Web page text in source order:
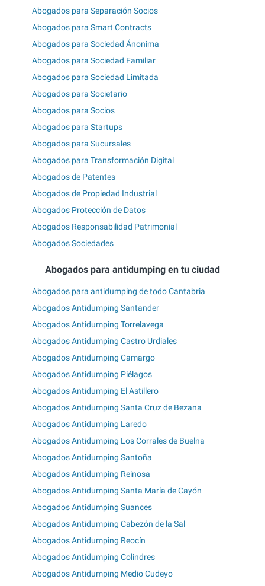
Abogados para Separación Socios
Abogados para Smart Contracts
Abogados para Sociedad Ánonima
Abogados para Sociedad Familiar
Abogados para Sociedad Limitada
Abogados para Societario
Abogados para Socios
Abogados para Startups
Abogados para Sucursales
Abogados para Transformación Digital
Abogados de Patentes
Abogados de Propiedad Industrial
Abogados Protección de Datos
Abogados Responsabilidad Patrimonial
Abogados Sociedades
Abogados para antidumping en tu ciudad
Abogados para antidumping de todo Cantabria
Abogados Antidumping Santander
Abogados Antidumping Torrelavega
Abogados Antidumping Castro Urdiales
Abogados Antidumping Camargo
Abogados Antidumping Piélagos
Abogados Antidumping El Astillero
Abogados Antidumping Santa Cruz de Bezana
Abogados Antidumping Laredo
Abogados Antidumping Los Corrales de Buelna
Abogados Antidumping Santoña
Abogados Antidumping Reinosa
Abogados Antidumping Santa María de Cayón
Abogados Antidumping Suances
Abogados Antidumping Cabezón de la Sal
Abogados Antidumping Reocín
Abogados Antidumping Colindres
Abogados Antidumping Medio Cudeyo